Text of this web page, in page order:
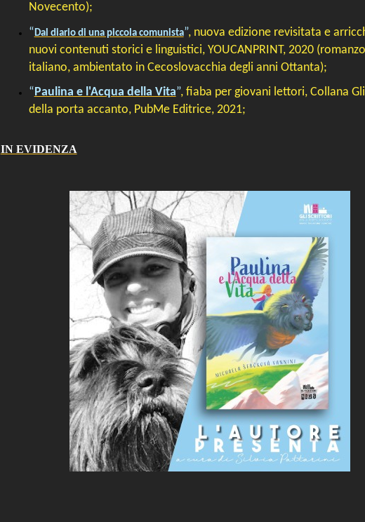
Novecento);
“ Dal diario di una piccola comunista”, nuova edizione revisitata e
nuovi contenuti storici e linguistici, YOUCANPRINT, 2020
italiano, ambientato in Cecoslovacchia degli anni Ottanta);
“Paulina e l'Acqua della Vita”, fiaba per giovani lettori, Collana
della porta accanto, PubMe Editrice, 2021;
IN EVIDENZA